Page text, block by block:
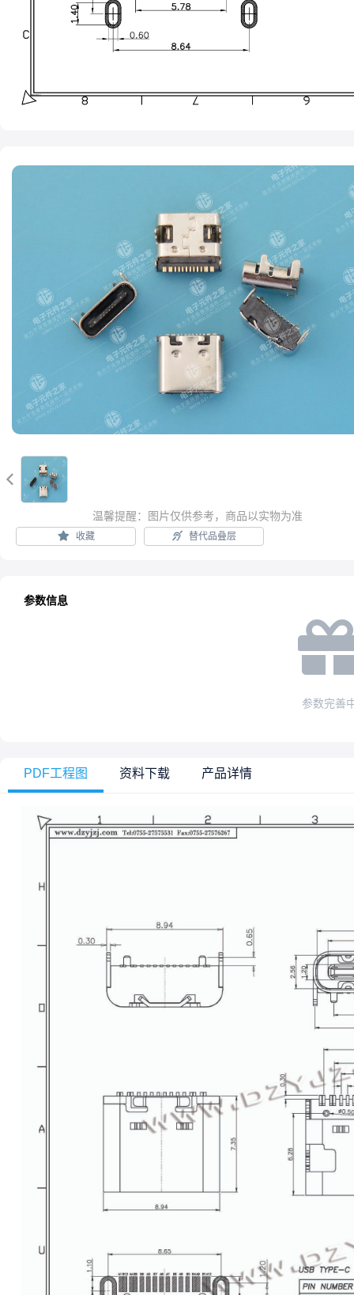

温馨提醒：图片仅供参考，商品以实物为准
收藏 替代品叠层
参数信息
参数完善
PDF工程图 资料下载 产品详情